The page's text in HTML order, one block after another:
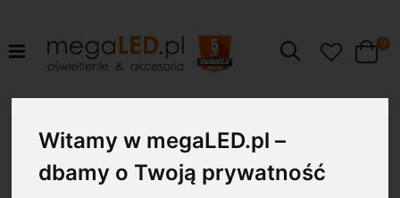
Witamy w megaLED.pl –
dbamy o Twoją prywatność
Szukaj Cart
0
galerii
10W